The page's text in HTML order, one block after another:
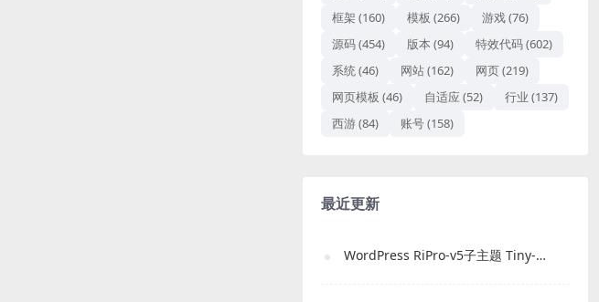
框架 (160) 模板 (266) 游戏(76)
源码(454) 版本 (94) 特效代码(602)
系统(46) 网站(162) 网页(219)
网页模板 (46) 自适应 (52) 行业 (137)
西游(84) 账号(158)
最近更新
WordPress RiPro-v5子主题 Tiny-RiPro 免费下载｜高转化资源站必备